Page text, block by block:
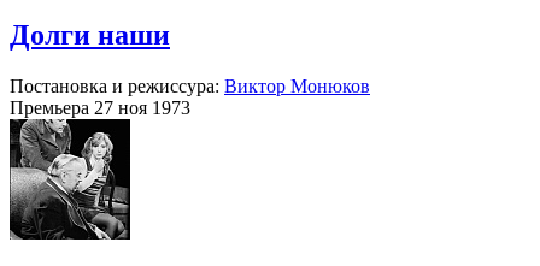
Долги наши
Постановка и режиссура: Виктор Монюков
Премьера 27 ноя 1973